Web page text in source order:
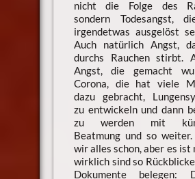
nicht die Folge des
sondern Todesangst,
irgendetwas ausgelöst
Auch natürlich Angst,
durchs Rauchen stirbt.
Angst, die gemacht
Corona, die hat viele
dazu gebracht,
zu entwickeln und dann
zu werden mit
Beatmung und so
wir alles schon, aber es ist
wirklich sind so
Dokumente belegen: